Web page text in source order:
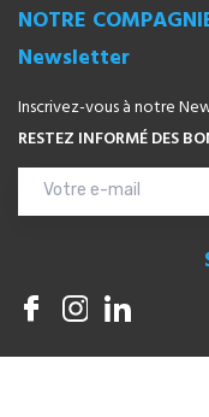
NOTRE
Newsletter
Inscrivez-vous à notre
RESTEZ INFORMÉ DES